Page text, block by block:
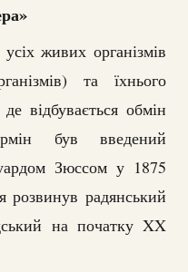
живих організмів
та їхнього
відбувається обмін
був введений
Зюссом у 1875
розвинув радянський
на початку XX